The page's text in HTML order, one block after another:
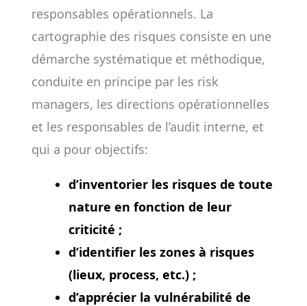
responsables opérationnels. La
cartographie des risques consiste en une
démarche systématique et méthodique,
conduite en principe par les risk
managers, les directions opérationnelles
et les responsables de l’audit interne, et
qui a pour objectifs:
d’inventorier les risques de toute
nature en fonction de leur
criticité ;
d’identifier les zones à risques
(lieux, process, etc.) ;
d’apprécier la vulnérabilité de